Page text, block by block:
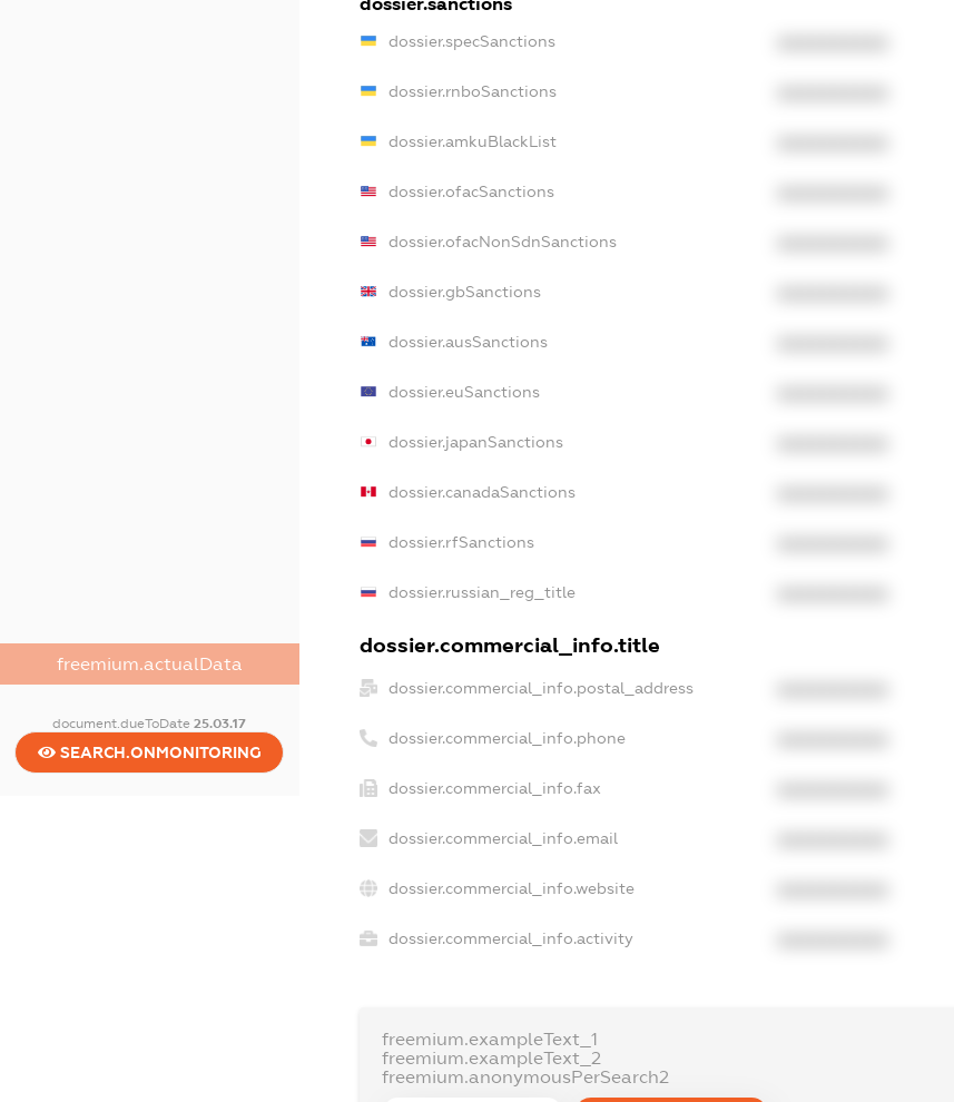
freemium.actualData
document.dueToDate25.03.17
SEARCH.ONMONITORING
dossier.specSanctions
dossier.rnboSanctions
dossier.amkuBlackList
dossier.ofacSanctions
dossier.ofacNonSdnSanctions
dossier.gbSanctions
dossier.ausSanctions
dossier.euSanctions
dossier.japanSanctions
dossier.canadaSanctions
dossier.rfSanctions
dossier.russian_reg_title
dossier.commercial_info.title
dossier.commercial_info.postal_address
dossier.commercial_info.phone
dossier.commercial_info.fax
dossier.commercial_info.email
dossier.commercial_info.website
dossier.commercial_info.activity
freemium.exampleText_1
freemium.exampleText_2
freemium.anonymousPerSearch2